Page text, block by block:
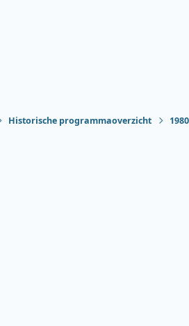
Historische programmaoverzicht 1980